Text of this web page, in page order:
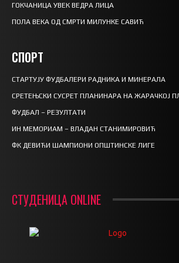
ГОКЧАНИЦА УВЕК ВЕДРА ЛИЦА
ПОЛА ВЕКА ОД СМРТИ МИЛУНКЕ САВИЋ
СПОРТ
СТАРТУЈУ ФУДБАЛЕРИ РАДНИКА И МИНЕРАЛА
СРЕТЕЊСКИ СУСРЕТ ПЛАНИНАРА НА ЖАРАЧКОЈ
ФУДБАЛ – РЕЗУЛТАТИ
ИН МЕМОРИАМ – ВЛАДАН СТАНИМИРОВИЋ
ФК ДЕВИЋИ ШАМПИОНИ ОПШТИНСКЕ ЛИГЕ
СТУДЕНИЦА ONLINE